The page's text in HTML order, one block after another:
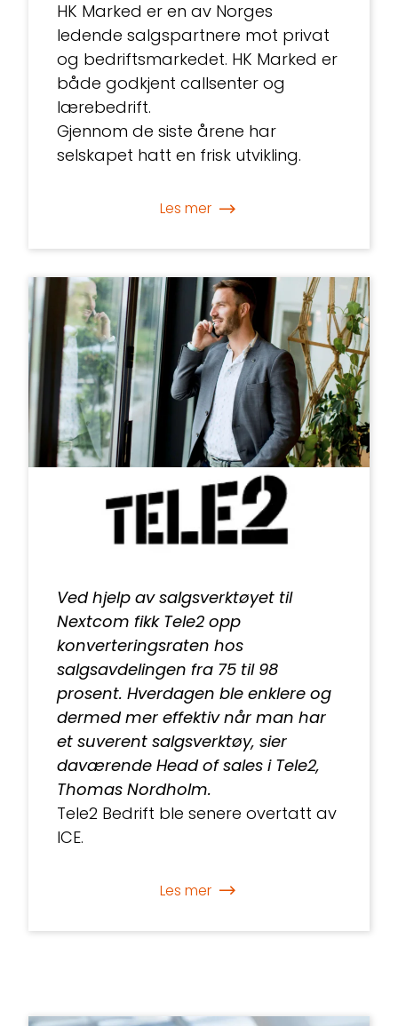
HK Marked er en av Norges
ledende salgspartnere mot privat
og bedriftsmarkedet. HK Marked er
både godkjent callsenter og
lærebedrift.
Gjennom de siste årene har
selskapet hatt en frisk utvikling.
Les mer
Ved hjelp av salgsverktøyet til
Nextcom fikk Tele2 opp
konverteringsraten hos
salgsavdelingen fra 75 til 98
prosent. Hverdagen ble enklere og
dermed mer effektiv når man har
et suverent salgsverktøy, sier
daværende Head of sales i Tele2,
Thomas Nordholm.
Tele2 Bedrift ble senere overtatt av
ICE.
Les mer